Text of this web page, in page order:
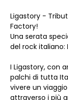
Ligastory -
Factory!
Una serata
del rock italiano:
I Ligastory, con
palchi di tutta
vivere un
attraverso i più